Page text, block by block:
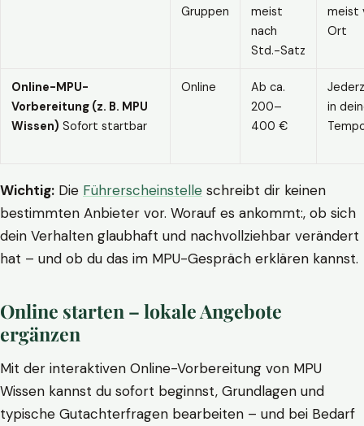
Gruppen
meist
nach
Std.-Satz
meist
Ort
Online-MPU-
Vorbereitung (z. B. MPU
Wissen) Sofort startbar
Online
Ab ca.
200–
400 €
in
Wichtig: Die Führerscheinstelle schreibt dir keinen
bestimmten Anbieter vor. Worauf es ankommt:, ob sich
dein Verhalten glaubhaft und nachvollziehbar verändert
hat – und ob du das im MPU-Gespräch erklären kannst.
Online starten – lokale Angebote
ergänzen
Mit der interaktiven Online-Vorbereitung von MPU
Wissen kannst du sofort beginnst, Grundlagen und
typische Gutachterfragen bearbeiten – und bei Bedarf